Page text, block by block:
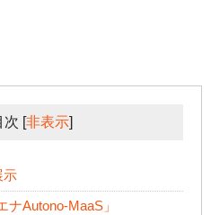
次 [非表示]
示
Autono-MaaS」